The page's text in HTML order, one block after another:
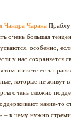
Чандра Чарана Прабху
очень большая
особенно,
у нас сохраняется
этикете есть
которые не живут
очень сложно
какие-то
– к чему нужно